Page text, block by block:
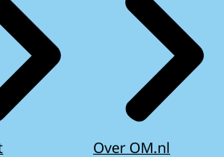
Over OM.nl